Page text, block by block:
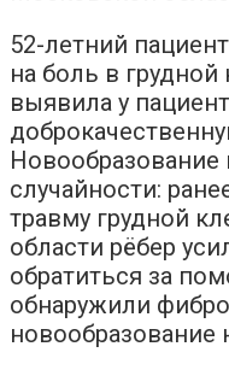
52-летний
на боль в грудной
выявила у
Новообразование
случайности:
травму грудной
области рёбер
обратиться за
обнаружили
новообразование